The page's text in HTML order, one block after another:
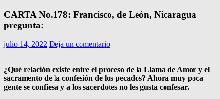
CARTA No.178: Francisco, de León, Nicaragua
pregunta:
julio 14, 2022 Deja un comentario
¿Qué relación existe entre el proceso de la Llama de Amor y el
sacramento de la confesión de los pecados? Ahora muy poca
gente se confiesa y a los sacerdotes no les gusta confesar.